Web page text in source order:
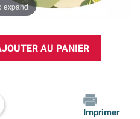
expand
AU PANIER
Imprimer